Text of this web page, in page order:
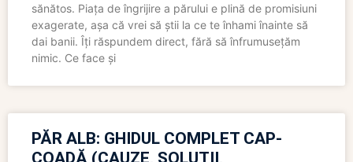
sănătos. Piața de îngrijire a părului e plină de promisiuni
exagerate, așa că vrei să știi la ce te înhami înainte să
dai banii. Îți răspundem direct, fără să înfrumusețăm
nimic. Ce face și
PĂR ALB: GHIDUL COMPLET CAP-
COADĂ (CAUZE, SOLUȚII,